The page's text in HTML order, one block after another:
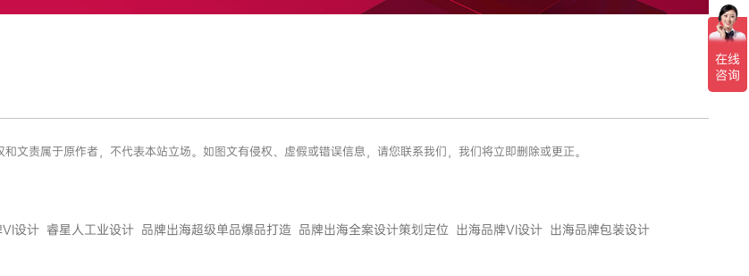
文责属于原作者，不代表本站立场。如图文有侵权、虚假或错误信息，请您联系我们，我们将立即删除或更正。
设计 睿星人工业设计 品牌出海超级单品爆品打造 品牌出海全案设计策划定位 出海品牌VI设计 出海品牌包装设计